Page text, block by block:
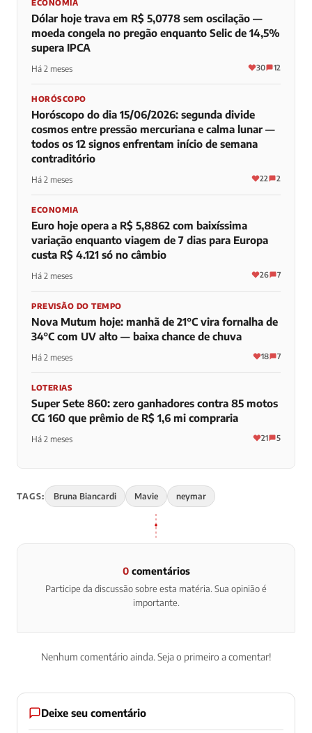
ECONOMIA
Dólar hoje trava em R$ 5,0778 sem oscilação —
moeda congela no pregão enquanto Selic de 14,5%
supera IPCA
Há 2 meses 30 12
HORÓSCOPO
Horóscopo do dia 15/06/2026: segunda divide
cosmos entre pressão mercuriana e calma lunar —
todos os 12 signos enfrentam início de semana
contraditório
Há 2 meses 22 2
ECONOMIA
Euro hoje opera a R$ 5,8862 com baixíssima
variação enquanto viagem de 7 dias para Europa
custa R$ 4.121 só no câmbio
Há 2 meses 26 7
PREVISÃO DO TEMPO
Nova Mutum hoje: manhã de 21°C vira fornalha de
34°C com UV alto — baixa chance de chuva
Há 2 meses 18 7
LOTERIAS
Super Sete 860: zero ganhadores contra 85 motos
CG 160 que prêmio de R$ 1,6 mi compraria
Há 2 meses 21 5
TAGS: Bruna Biancardi Mavie neymar
0comentários
Participe da discussão sobre esta matéria. Sua opinião é
importante.
Nenhum comentário ainda. Seja o primeiro a comentar!
Deixe seu comentário